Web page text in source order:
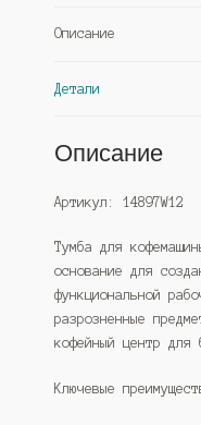
Описание
Детали
Описание
Артикул: 14897W12
Тумба для
основание для
функциональной
разрозненные
кофейный центр для
Ключевые